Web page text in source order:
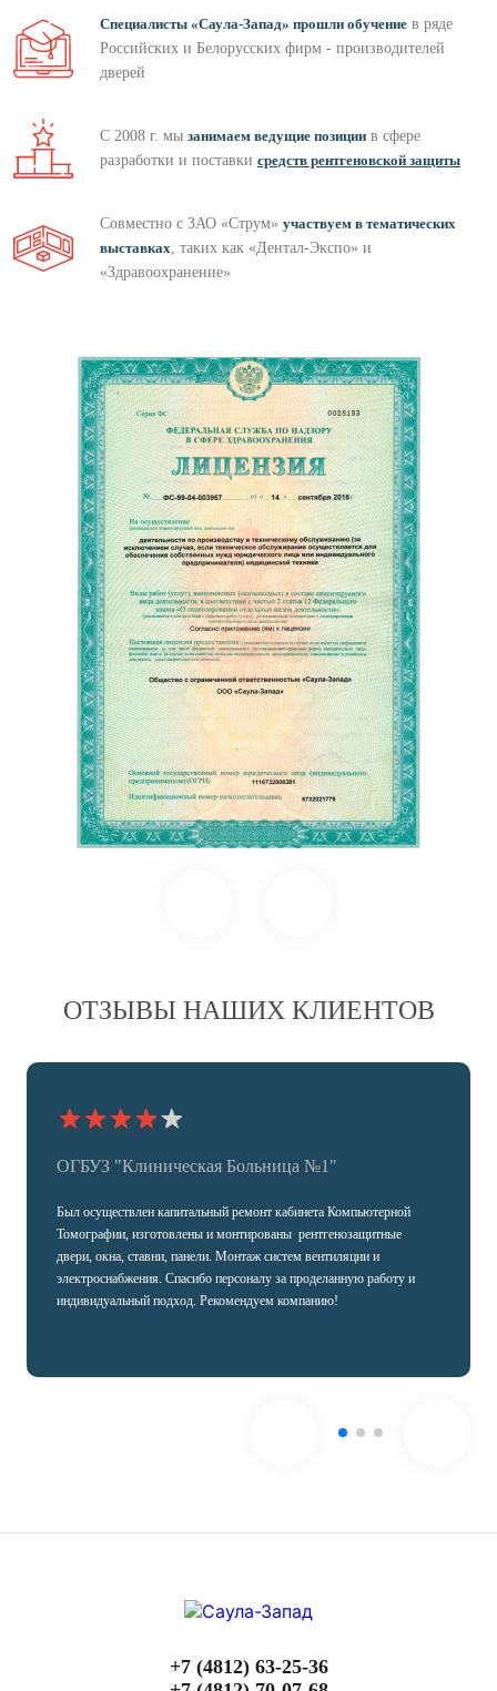
Специалисты «Саула-Запад» прошли обучение в ряде
Российских и Белорусских фирм - производителей
дверей
С 2008 г. мы занимаем ведущие позиции в сфере
разработки и поставки средств рентгеновской защиты
Совместно с ЗАО «Струм» участвуем в тематических
выставках, таких как «Дентал-Экспо» и
«Здравоохранение»
ОТЗЫВЫ НАШИХ КЛИЕНТОВ
★★★★★
ОГБУЗ "Клиническая Больница №1"
Был осуществлен капитальный ремонт кабинета Компьютерной
Томографии, изготовлены и монтированы рентгенозащитные
двери, окна, ставни, панели. Монтаж систем вентиляции и
электроснабжения. Спасибо персоналу за проделанную работу и
индивидуальный подход. Рекомендуем компанию!
+7 (4812) 63-25-36